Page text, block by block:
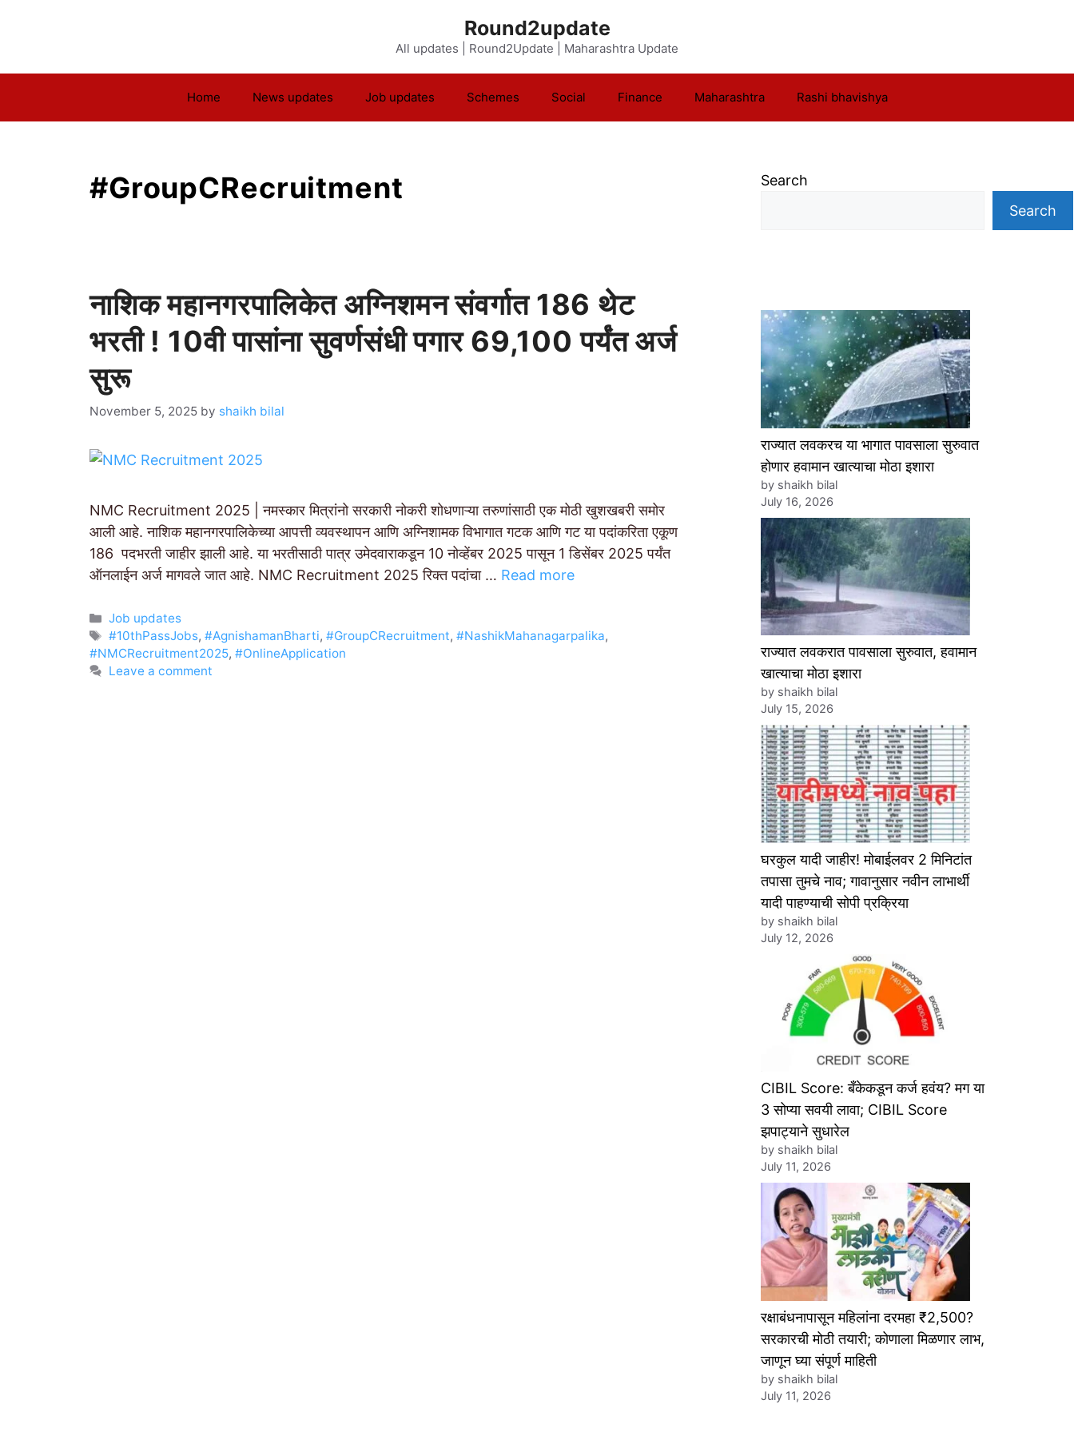
Round2update
All updates | Round2Update | Maharashtra Update
Home News updates Job updates Schemes Social Finance Maharashtra Rashi bhavishya
#GroupCRecruitment
नाशिक महानगरपालिकेत अग्निशमन संवर्गात 186 थेट
भरती ! 10वी पासांना सुवर्णसंधी पगार 69,100 पर्यंत अर्ज
सुरू
November 5, 2025 by shaikh bilal
NMC Recruitment 2025 | नमस्कार मित्रांनो सरकारी नोकरी शोधणाऱ्या तरुणांसाठी एक मोठी खुशखबरी समोर
आली आहे. नाशिक महानगरपालिकेच्या आपत्ती व्यवस्थापन आणि अग्निशामक विभागात गटक आणि गट या पदांकरिता एकूण
186 पदभरती जाहीर झाली आहे. या भरतीसाठी पात्र उमेदवाराकडून 10 नोव्हेंबर 2025 पासून 1 डिसेंबर 2025 पर्यंत
ऑनलाईन अर्ज मागवले जात आहे. NMC Recruitment 2025 रिक्त पदांचा … Read more
Categories
Job updates
Tags
#10thPassJobs,#AgnishamanBharti,#GroupCRecruitment,#NashikMahanagarpalika,
#NMCRecruitment2025, #OnlineApplication
Leave a comment
Search
Search
राज्यात लवकरच या भागात पावसाला सुरुवात
होणार हवामान खात्याचा मोठा इशारा
by shaikh bilal
July 16, 2026
राज्यात लवकरात पावसाला सुरुवात, हवामान
खात्याचा मोठा इशारा
by shaikh bilal
July 15, 2026
घरकुल यादी जाहीर! मोबाईलवर 2 मिनिटांत
तपासा तुमचे नाव; गावानुसार नवीन लाभार्थी
यादी पाहण्याची सोपी प्रक्रिया
by shaikh bilal
July 12, 2026
CIBIL Score: बँकेकडून कर्ज हवंय? मग या
3 सोप्या सवयी लावा; CIBIL Score
झपाट्याने सुधारेल
by shaikh bilal
July 11, 2026
रक्षाबंधनापासून महिलांना दरमहा ₹2,500?
सरकारची मोठी तयारी; कोणाला मिळणार लाभ,
जाणून घ्या संपूर्ण माहिती
by shaikh bilal
July 11, 2026